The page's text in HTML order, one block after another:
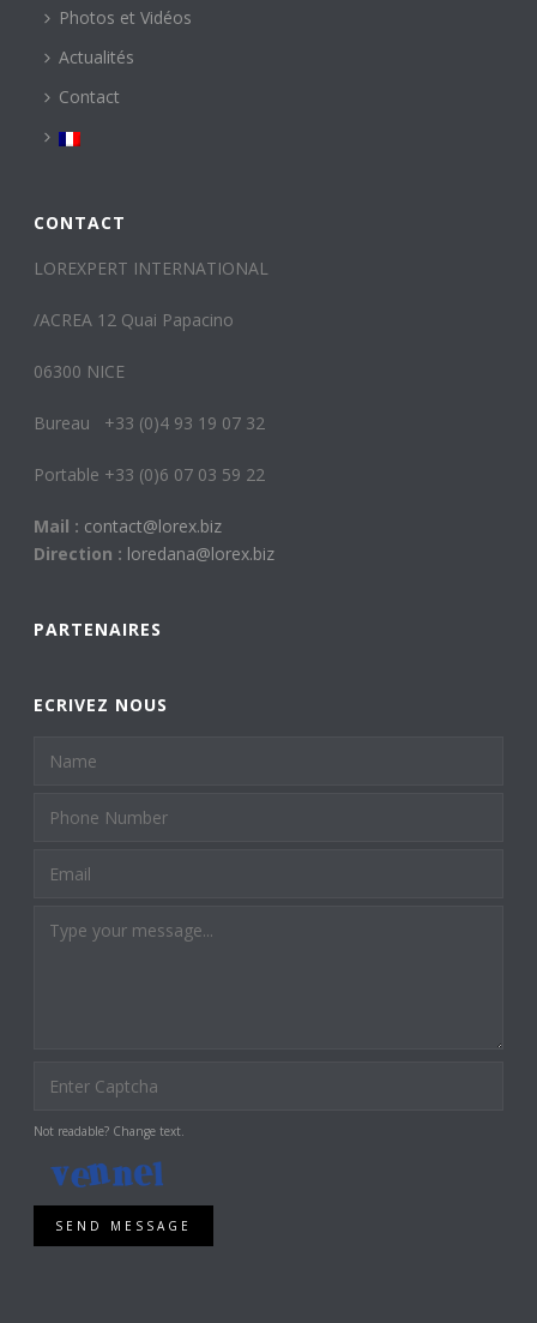
Photos et Vidéos
Actualités
Contact
CONTACT
LOREXPERT INTERNATIONAL
/ACREA 12 Quai Papacino
06300 NICE
Bureau +33 (0)4 93 19 07 32
Portable +33 (0)6 07 03 59 22
Mail : contact@lorex.biz
Direction : loredana@lorex.biz
PARTENAIRES
ECRIVEZ NOUS
Not readable? Change text.
SEND MESSAGE